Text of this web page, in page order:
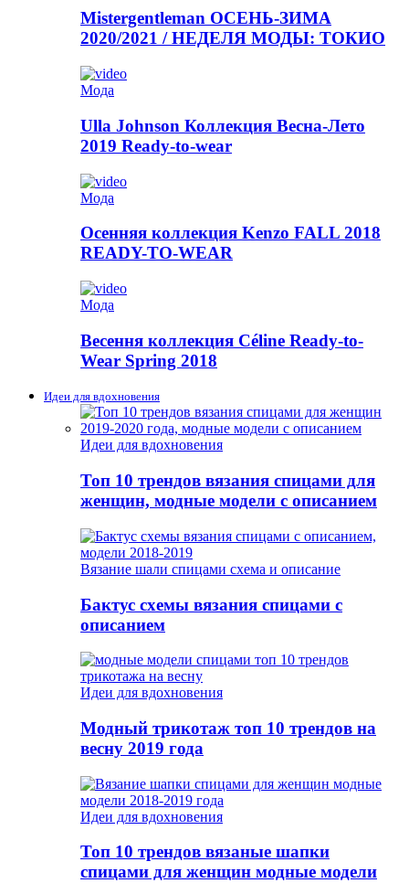
Mistergentleman ОСЕНЬ-ЗИМА
2020/2021 / НЕДЕЛЯ МОДЫ: ТОКИО
Мода
Ulla Johnson Коллекция Весна-Лето
2019 Ready-to-wear
Мода
Осенняя коллекция Kenzo FALL 2018
READY-TO-WEAR
Мода
Весення коллекция Céline Ready-to-
Wear Spring 2018
Идеи для вдохновения
Идеи для вдохновения
Топ 10 трендов вязания спицами для
женщин, модные модели с описанием
Вязание шали спицами схема и описание
Бактус схемы вязания спицами с
описанием
Идеи для вдохновения
Модный трикотаж топ 10 трендов на
весну 2019 года
Идеи для вдохновения
Топ 10 трендов вязаные шапки
спицами для женщин модные модели